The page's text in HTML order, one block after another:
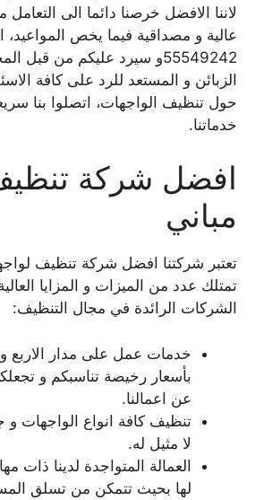
لاننا الافضل خرصنا دائما الى التعامل
عالية و مصداقية فيما يخص المواعيد،
55549242و سيرد عليكم من
الزبائن و المستعد للرد على كافة
حول تنظيف الواجهات، اتصلوا بنا
خدماتنا.
افضل شركة
مباني
تعتبر شركتنا افضل شركة تنظيف
تمتلك عدد من الميزات و المزايا
الشركات الرائدة في مجال التنظيف:
خدمات عمل على مدار الاربع
بأسعار رخيصة تناسبكم و
عن اعمالنا.
تنظيف كافة انواع الواجهات و
لا مثيل له.
العمالة المتواجدة لدينا ذات
لها بحيث تتمكن من تسلق